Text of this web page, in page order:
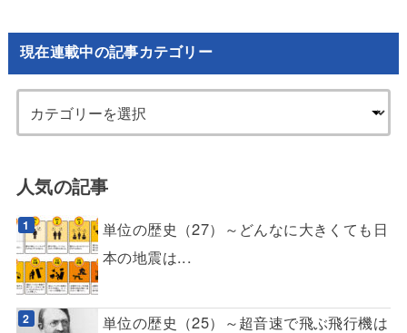
現在連載中の記事カテゴリー
人気の記事
単位の歴史（27）～どんなに大きくても日
本の地震は...
単位の歴史（25）～超音速で飛ぶ飛行機は